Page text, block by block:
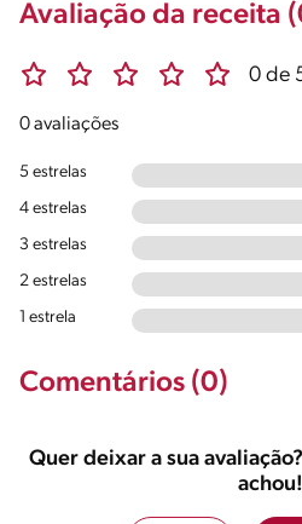
Avaliação da receita
0 de
0 avaliações
5 estrelas
4 estrelas
3 estrelas
2 estrelas
1 estrela
Comentários (0)
Quer deixar a sua
achou!